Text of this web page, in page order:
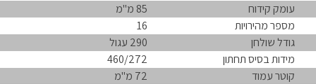
עומק קידוח
85 מ"מ
מספר מהירויות
16
גודל שולחן
290 עגול
מידות בסיס תחתון
460/272
קוטר עמוד
72 מ"מ